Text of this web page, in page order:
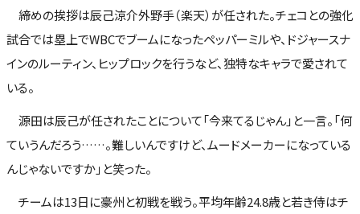
締めの挨拶は辰己涼介外野手（楽天）が任された。チェコとの強化
試合では塁上でWBCでブームになったペッパーミルや、ドジャースナ
インのルーティン、ヒップロックを行うなど、独特なキャラで愛されて
いる。
源田は辰己が任されたことについて「今来てるじゃん」と一言。「何
ていうんだろう……。難しいんですけど、ムードメーカーになっている
んじゃないですか」と笑った。
チームは13日に豪州と初戦を戦う。平均年齢24.8歳と若き侍はチ